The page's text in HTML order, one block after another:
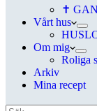
✝
Vårt hus
Om mig
Roliga
Arkiv
Mina recept